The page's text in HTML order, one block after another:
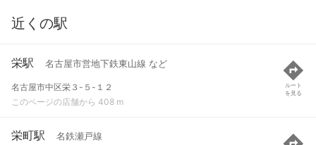
近くの駅
栄駅 名古屋市営地下鉄東山線 など
名古屋市中区栄３-５-１２
このページの店舗から 408 m
ルート
を見る
栄町駅 名鉄瀬戸線